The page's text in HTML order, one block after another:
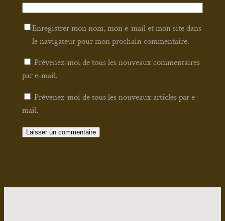
Enregistrer mon nom, mon e-mail et mon site dans
le navigateur pour mon prochain commentaire.
Prévenez-moi de tous les nouveaux commentaires
par e-mail.
Prévenez-moi de tous les nouveaux articles par e-
mail.